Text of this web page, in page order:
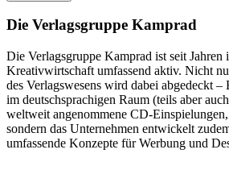
Die Verlagsgruppe Kamprad
Die Verlagsgruppe Kamprad ist seit Jahren
Kreativwirtschaft umfassend aktiv. Nicht
des Verlagswesens wird dabei abgedeckt
im deutschsprachigen Raum (teils aber
weltweit angenommene CD-
sondern das Unternehmen entwickelt
umfassende Konzepte für Werbung und